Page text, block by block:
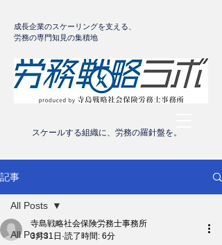
成長企業のスケーリングを支える、
労務の専門知見の集積地
​スケールする組織に、労務の羅針盤を。
記事
All Posts
All Posts
寺島戦略社会保険労務士事務所
3月31日 読了時間: 6分